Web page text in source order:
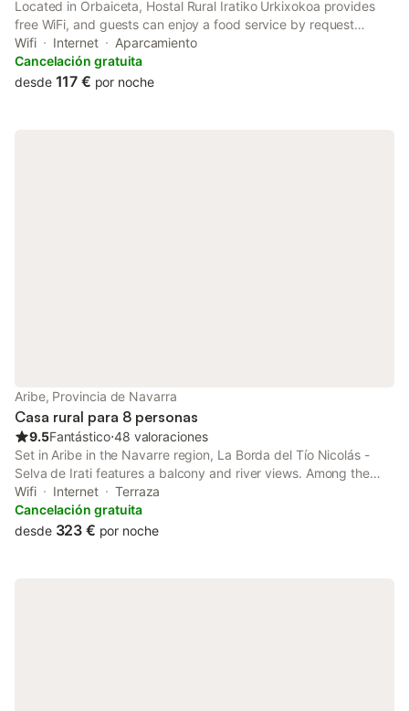
Located in Orbaiceta, Hostal Rural Iratiko Urkixokoa provides
free WiFi, and guests can enjoy a food service by request
offered by the Hostal, a shared lounge and a garden. Guests at
the country house can enjoy a buffet breakfast.
Wifi Internet
Aparcamiento
Cancelación gratuita
desde 117 € por noche
Aribe, Provincia de Navarra
Casa rural para 8 personas
9.5Fantástico⋅48 valoraciones
Set in Aribe in the Navarre region, La Borda del Tío Nicolás -
Selva de Irati features a balcony and river views. Among the
facilities at this property are private check-in and check-out and
a tour desk, along with free WiFi throughout the property.
Wifi Internet
Terraza
Cancelación gratuita
desde 323 € por noche